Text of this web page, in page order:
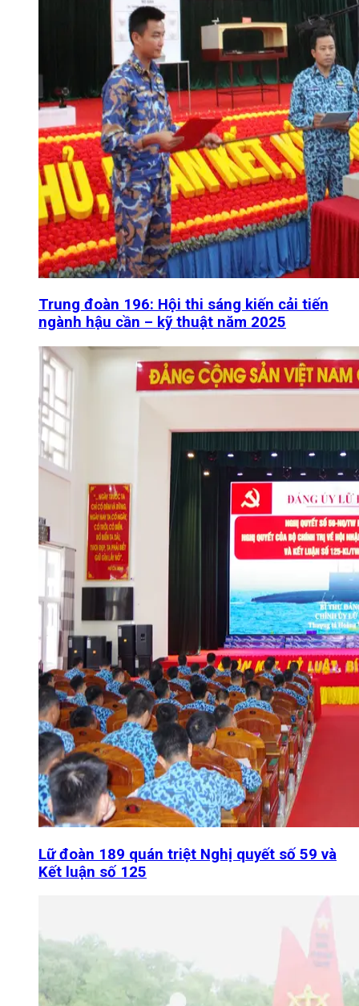
Trung đoàn 196: Hội thi sáng kiến cải tiến
ngành hậu cần – kỹ thuật năm 2025
Lữ đoàn 189 quán triệt Nghị quyết số 59 và
Kết luận số 125